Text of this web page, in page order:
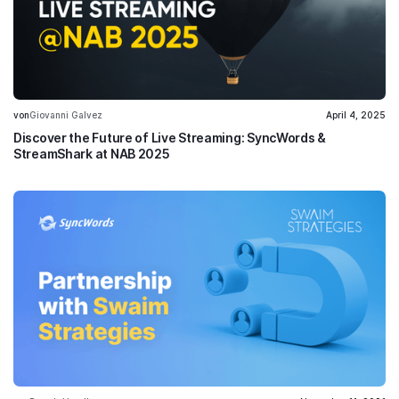
vonGiovanni Galvez April 4, 2025
Discover the Future of Live Streaming: SyncWords &
StreamShark at NAB 2025